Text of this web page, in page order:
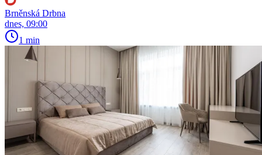
Brněnská Drbna
dnes, 09:00
1 min